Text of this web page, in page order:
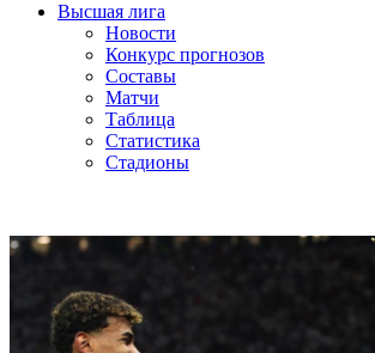
Высшая лига
Новости
Конкурс прогнозов
Составы
Матчи
Таблица
Статистика
Стадионы